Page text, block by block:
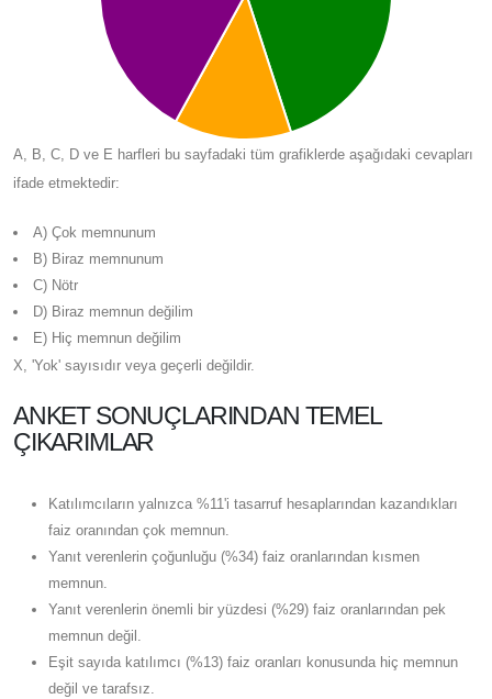
A, B, C, D ve E harfleri bu sayfadaki tüm grafiklerde aşağıdaki cevapları
ifade etmektedir:
A) Çok memnunum
B) Biraz memnunum
C) Nötr
D) Biraz memnun değilim
E) Hiç memnun değilim
X, 'Yok' sayısıdır veya geçerli değildir.
ANKET SONUÇLARINDAN TEMEL
ÇIKARIMLAR
Katılımcıların yalnızca %11'i tasarruf hesaplarından kazandıkları
faiz oranından çok memnun.
Yanıt verenlerin çoğunluğu (%34) faiz oranlarından kısmen
memnun.
Yanıt verenlerin önemli bir yüzdesi (%29) faiz oranlarından pek
memnun değil.
Eşit sayıda katılımcı (%13) faiz oranları konusunda hiç memnun
değil ve tarafsız.